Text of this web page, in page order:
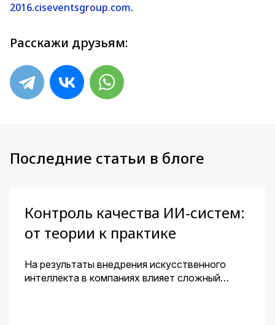
2016.ciseventsgroup.com.
Расскажи друзьям:
Последние статьи в блоге
Контроль качества ИИ-систем:
от теории к практике
На результаты внедрения искусственного
интеллекта в компаниях влияет сложный